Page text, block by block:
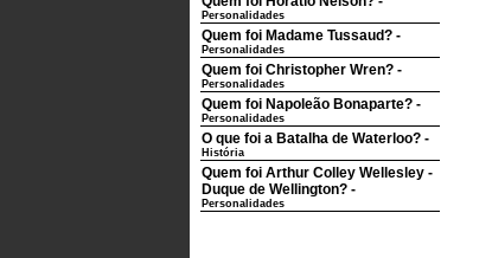
Personalidades
Quem foi Madame Tussaud? -
Personalidades
Quem foi Christopher Wren? -
Personalidades
Quem foi Napoleão Bonaparte? -
Personalidades
O que foi a Batalha de Waterloo? -
História
Quem foi Arthur Colley Wellesley -
Duque de Wellington? -
Personalidades